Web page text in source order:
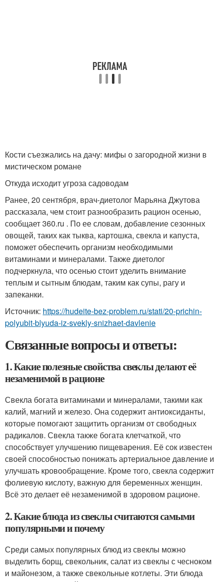
Кости съезжались на дачу: мифы о загородной жизни в
мистическом романе
Откуда исходит угроза садоводам
Ранее, 20 сентября, врач-диетолог Марьяна Джутова
рассказала, чем стоит разнообразить рацион осенью,
сообщает 360.ru . По ее словам, добавление сезонных
овощей, таких как тыква, картошка, свекла и капуста,
поможет обеспечить организм необходимыми
витаминами и минералами. Также диетолог
подчеркнула, что осенью стоит уделить внимание
теплым и сытным блюдам, таким как супы, рагу и
запеканки.
Источник: https://hudeite-bez-problem.ru/stati/20-prichin-
polyubit-blyuda-iz-svekly-snizhaet-davlenie
Связанные вопросы и ответы:
1. Какие полезные свойства свеклы делают её
незаменимой в рационе
Свекла богата витаминами и минералами, такими как
калий, магний и железо. Она содержит антиоксиданты,
которые помогают защитить организм от свободных
радикалов. Свекла также богата клетчаткой, что
способствует улучшению пищеварения. Её сок известен
своей способностью понижать артериальное давление и
улучшать кровообращение. Кроме того, свекла содержит
фолиевую кислоту, важную для беременных женщин.
Всё это делает её незаменимой в здоровом рационе.
2. Какие блюда из свеклы считаются самыми
популярными и почему
Среди самых популярных блюд из свеклы можно
выделить борщ, свекольник, салат из свеклы с чесноком
и майонезом, а также свекольные котлеты. Эти блюда